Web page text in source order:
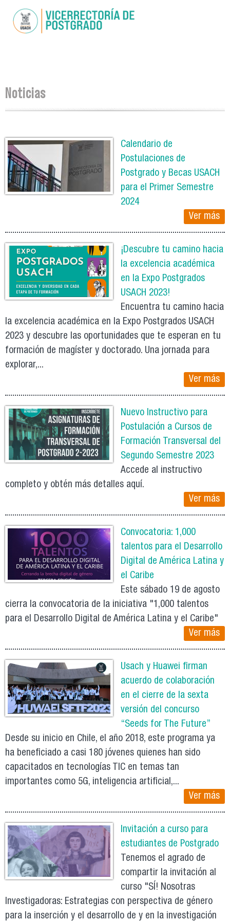
contenido
Se encuentra usted aquí
Noticias
Calendario de
Postulaciones de
Postgrado y Becas USACH
para el Primer Semestre
2024
Ver más
¡Descubre tu camino hacia
la excelencia académica
en la Expo Postgrados
USACH 2023!
Encuentra tu camino hacia
la excelencia académica en la Expo Postgrados USACH
2023 y descubre las oportunidades que te esperan en tu
formación de magíster y doctorado. Una jornada para
explorar,...
Ver más
Nuevo Instructivo para
Postulación a Cursos de
Formación Transversal del
Segundo Semestre 2023
Accede al instructivo
completo y obtén más detalles aquí.
Ver más
Convocatoria: 1,000
talentos para el Desarrollo
Digital de América Latina y
el Caribe
Este sábado 19 de agosto
cierra la convocatoria de la iniciativa "1,000 talentos
para el Desarrollo Digital de América Latina y el Caribe"
Ver más
Usach y Huawei firman
acuerdo de colaboración
en el cierre de la sexta
versión del concurso
“Seeds for The Future”
Desde su inicio en Chile, el año 2018, este programa ya
ha beneficiado a casi 180 jóvenes quienes han sido
capacitados en tecnologías TIC en temas tan
importantes como 5G, inteligencia artificial,...
Ver más
Invitación a curso para
estudiantes de Postgrado
Tenemos el agrado de
compartir la invitación al
curso "SÍ! Nosotras
Investigadoras: Estrategias con perspectiva de género
para la inserción y el desarrollo de y en la investigación
Páginas